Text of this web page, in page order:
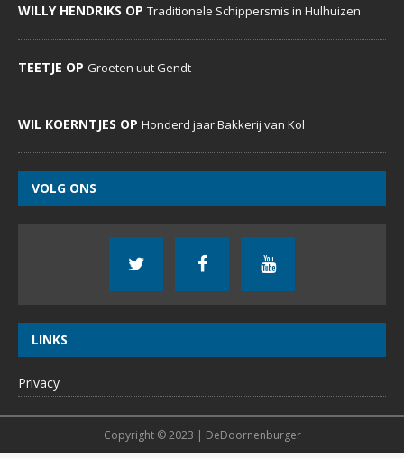
WILLY HENDRIKS OP Traditionele Schippersmis in Hulhuizen
TEETJE OP Groeten uut Gendt
WIL KOERNTJES OP Honderd jaar Bakkerij van Kol
VOLG ONS
LINKS
Privacy
Copyright © 2023 | DeDoornenburger